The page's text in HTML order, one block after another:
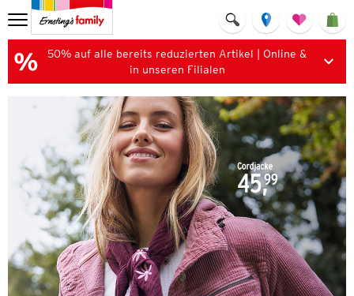
50% auf alle bereits reduzierten Artikel | Online &
in unseren Filialen